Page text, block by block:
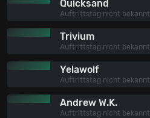
Quicksand
Auftrittstag nicht bekannt
Trivium
Auftrittstag nicht bekannt
Yelawolf
Auftrittstag nicht bekannt
Andrew W.K.
Auftrittstag nicht bekannt